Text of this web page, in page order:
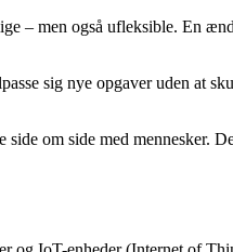
– men også ufleksible. En
sig nye opgaver uden at
om side med mennesker.